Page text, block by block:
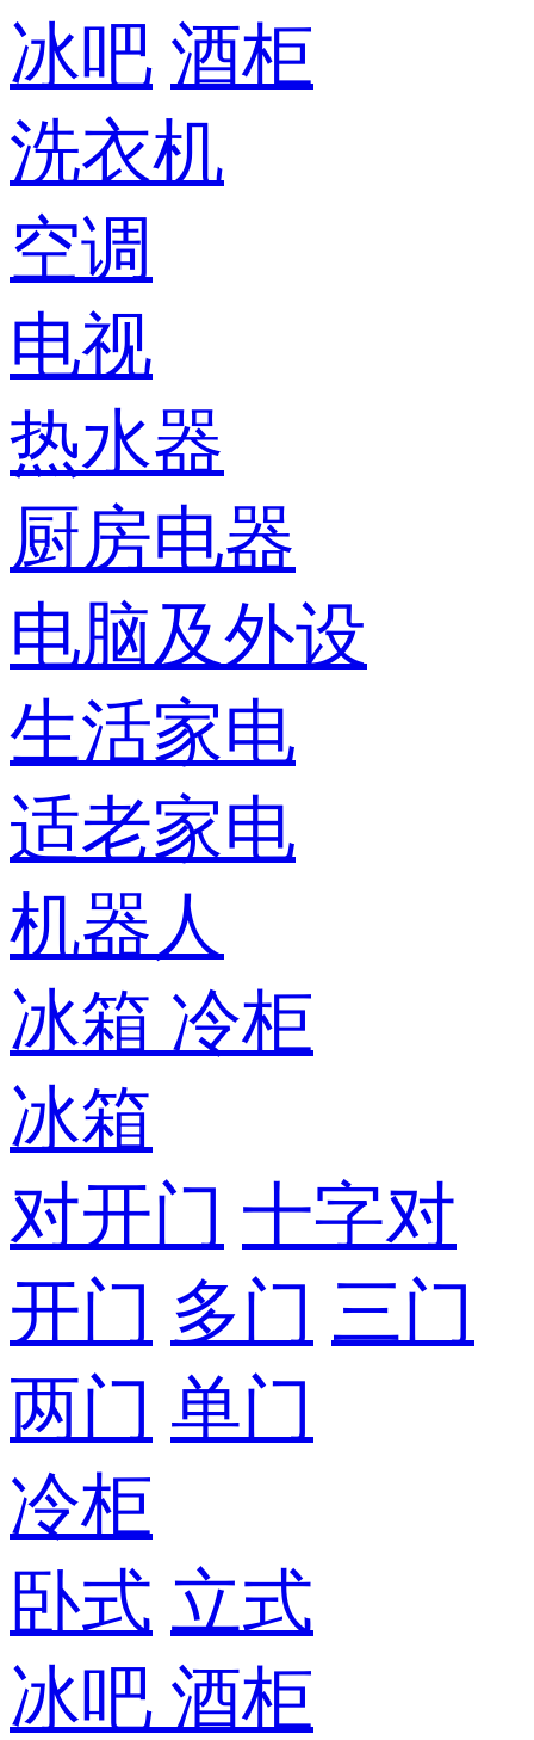
冰吧 酒柜
洗衣机
空调
电视
热水器
厨房电器
电脑及外设
生活家电
适老家电
机器人
冰箱 冷柜
冰箱
对开门 十字对
开门 多门 三门
两门 单门
冷柜
卧式 立式
冰吧 酒柜